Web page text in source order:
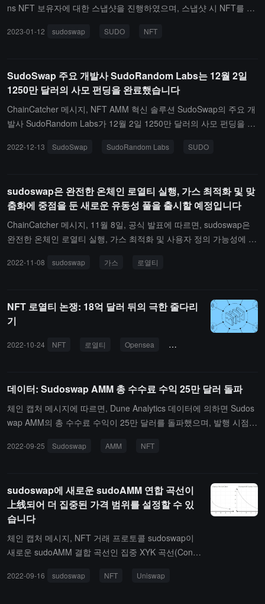
ns NFT 보유자에 대한 스냅샷을 진행하였으며, 스냅샷 시 NFT를 보
(1.5%)가 분배됩니다.ChainCatcher는 이전에 sudoswap이 작년 9월
기 팀에게는 900만 개(1년 완전 잠금 3년 귀속)가 배분된다고 보도했
습니다. (출처 링크)
2023-01-12 sudoswap SUDO NFT
SudoSwap 주요 개발사 SudoRandom Labs는 12월 2일
1250만 달러의 사모 펀딩을 완료했습니다
ChainCatcher 메시지, NFT AMM 혁신 솔루션 SudoSwap의 주요 개
발사 SudoRandom Labs가 12월 2일 1250만 달러의 사모 펀딩을 완
바에 따르면, Sudoswap 거버넌스 토큰 SUDO의 배포 계획에서 Sud
2022-12-13 SudoSwap SudoRandom Labs SUDO
sudoswap은 완전한 온체인 로열티 실행, 가스 최적화 및 맞
춤화에 중점을 둔 새로운 유동성 풀을 출시할 예정입니다
ChainCatcher 메시지, 11월 8일, 공식 발표에 따르면, sudoswap은
완전한 온체인 로열티 실행, 가스 최적화 및 사용자 정의 가능성에 중
NFT 시리즈에 적용되며, 어떤 허용/차단 목록 요청도 필요하지 않습
oir와 같은 NFT 집계 프로토콜에서 사용되고 있습니다.（출처 링
크）
2022-11-08 sudoswap 가스 로열티
NFT 로열티 논쟁: 18억 달러 뒤의 극한 줄다리
기
2022-10-24 NFT 로열티 Opensea X2Y2
데이터: Sudoswap AMM 총 수수료 수익 25만 달러 돌파
체인 캡처 메시지에 따르면, Dune Analytics 데이터에 의하면 Sudos
wap AMM의 총 수수료 수익이 25만 달러를 돌파했으며, 발행 시점에
합니다.또한, Sudoswap에는 31828개의 AMM 유동성 풀이 설립되었
2022-09-25 Sudoswap AMM NFT
sudoswap에 새로운 sudoAMM 연합 곡선이
上线되어 더 집중된 가격 범위를 설정할 수 있
습니다
체인 캡처 메시지, NFT 거래 프로토콜 sudoswap이
새로운 sudoAMM 결합 곡선인 집중 XYK 곡선(Conc
용자는 전체 범위 Uniswap v2 LP를 복제하고 더 집중
2022-09-16 sudoswap NFT Uniswap